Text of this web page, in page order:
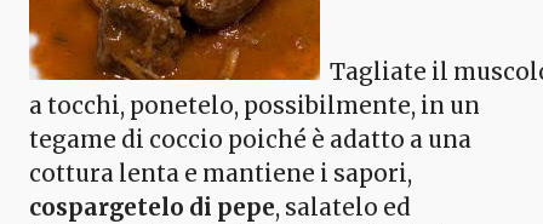
Tagliate il
a tocchi, ponetelo, possibilmente, in un
tegame di coccio poiché è adatto a una
cottura lenta e mantiene i sapori,
cospargetelo di pepe, salatelo ed